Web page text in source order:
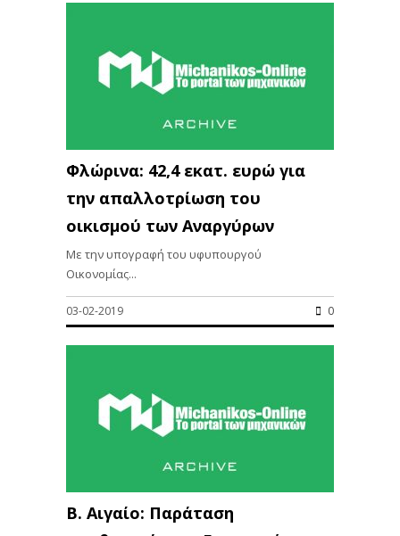
Φλώρινα: 42,4 εκατ. ευρώ για
την απαλλοτρίωση του
οικισμού των Αναργύρων
Με την υπογραφή του υφυπουργού
Οικονομίας...
03-02-2019 0
Β. Αιγαίο: Παράταση